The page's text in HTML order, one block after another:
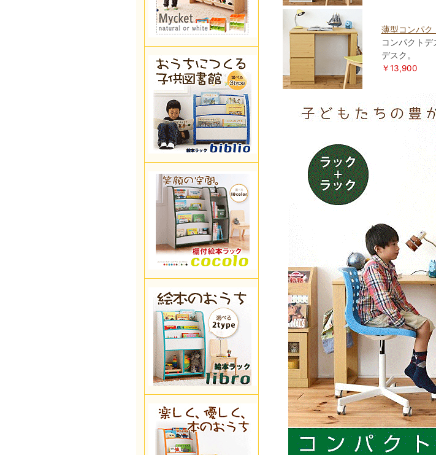
薄型コンパ
コンパクト
デスク。
￥13,900